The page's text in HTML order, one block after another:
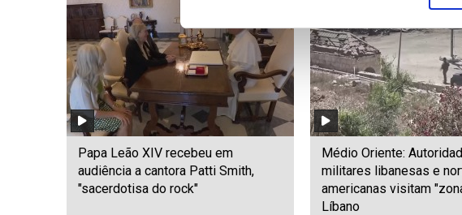
Papa Leão XIV recebeu em
audiência a cantora Patti Smith,
"sacerdotisa do rock"
Médio Oriente:
militares libanesas e
americanas visitam
Líbano